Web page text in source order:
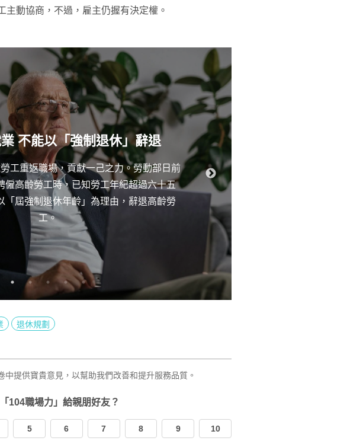
主動協商，不過，雇主仍握有決定權。
不能以「強制退休」辭退
工重返職場，貢獻一己之力。勞動部日前
僱高齡勞工時，已知勞工年紀超過六十五
「屆強制退休年齡」為理由，辭退高齡勞
工。
退休規劃
提供寶貴意見，以幫助我們改善和提升服務品質。
104職場力」給親朋好友？
5 6 7 8 9 10